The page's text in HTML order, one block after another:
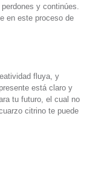
y continúes.
en este proceso de
fluya, y
está claro y
tu futuro, el cual no
citrino te puede